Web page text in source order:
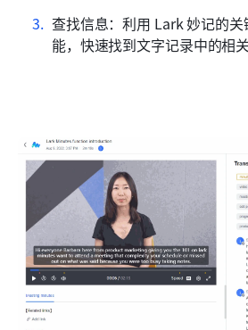
查找信息：利用 Lark 妙记的
能，快速找到文字记录中的相关